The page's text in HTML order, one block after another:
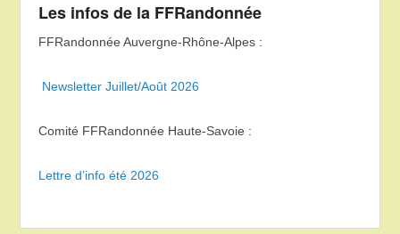
Les infos de la FFRandonnée
FFRandonnée Auvergne-Rhône-Alpes :
Newsletter Juillet/Août 2026
Comité FFRandonnée Haute-Savoie :
Lettre d’info été 2026